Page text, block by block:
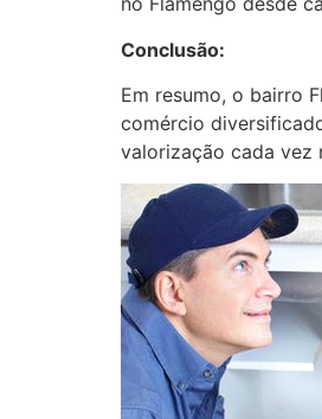
Conclusão:
Em resumo, o bairro
comércio
valorização cada vez